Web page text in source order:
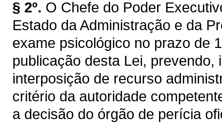
§ 2º. O Chefe do Poder
Estado da Administração e da
exame psicológico no prazo de
publicação desta Lei, prevendo,
interposição de recurso
critério da autoridade
a decisão do órgão de perícia